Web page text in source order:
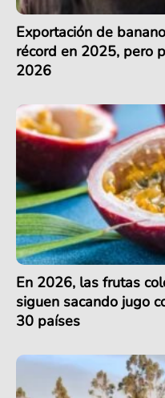
Exportación de
récord en 2025, pero
2026
En 2026, las frutas
siguen sacando jugo
30 países